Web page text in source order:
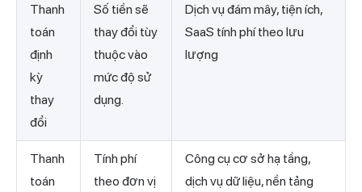
Thanh
toán
định
kỳ
thay
đổi
Số tiền sẽ
thay đổi tùy
thuộc vào
mức độ sử
dụng.
Dịch vụ đám mây, tiện ích,
SaaS tính phí theo lưu
lượng
Thanh
toán
Tính phí
theo đơn vị
Công cụ cơ sở hạ tầng,
dịch vụ dữ liệu, nền tảng